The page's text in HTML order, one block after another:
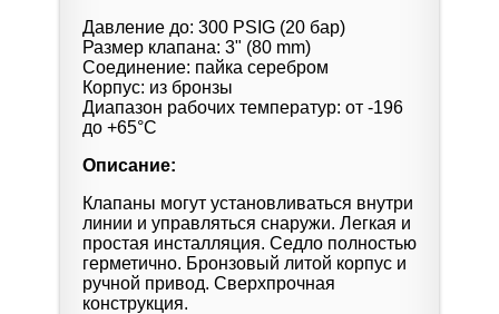
Давление до: 300 PSIG (20 бар)
Размер клапана: 3" (80 mm)
Соединение: пайка серебром
Корпус: из бронзы
Диапазон рабочих температур: от -196
до +65°С
Описание:
Клапаны могут установливаться внутри
линии и управляться снаружи. Легкая и
простая инсталляция. Седло полностью
герметично. Бронзовый литой корпус и
ручной привод. Сверхпрочная
конструкция.